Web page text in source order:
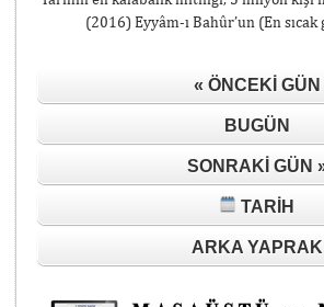
(2016) Eyyâm-ı Bahûr’un (En
« ÖNCEKI GÜN
BUGÜN
SONRAKI GÜN
TARIH
ARKA YAPRAK